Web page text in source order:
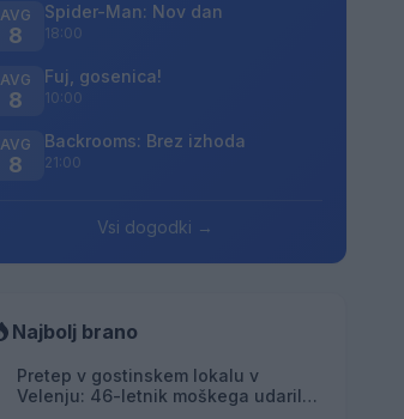
AVG
8
Spider-Man: Nov dan
18:00
AVG
8
Fuj, gosenica!
10:00
AVG
8
Backrooms: Brez izhoda
21:00
Vsi dogodki →
Najbolj brano
Pretep v gostinskem lokalu v
Velenju: 46-letnik moškega udaril s